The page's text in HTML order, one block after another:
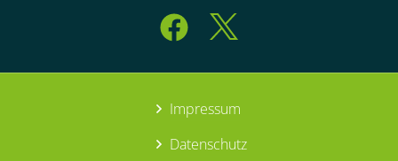
Impressum
Datenschutz